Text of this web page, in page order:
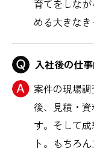
育てをしな
める大きなき
入社後の仕
案件の現場
後、見積・
す。そして
ト。もちろ